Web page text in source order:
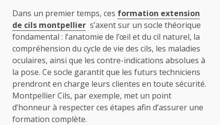
Dans un premier temps, ces formation extension
de cils montpellier s’axent sur un socle théorique
fondamental : l’anatomie de l’œil et du cil naturel, la
compréhension du cycle de vie des cils, les maladies
oculaires, ainsi que les contre-indications absolues à
la pose. Ce socle garantit que les futurs techniciens
prendront en charge leurs clientes en toute sécurité.
Montpellier Cils, par exemple, met un point
d’honneur à respecter ces étapes afin d’assurer une
formation complète.